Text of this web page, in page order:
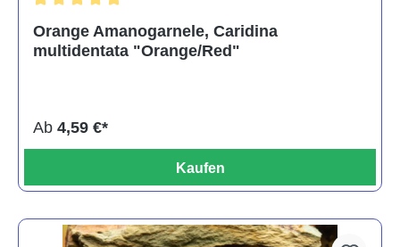
Orange Amanogarnele, Caridina
multidentata "Orange/Red"
Ab 4,59 €*
Kaufen